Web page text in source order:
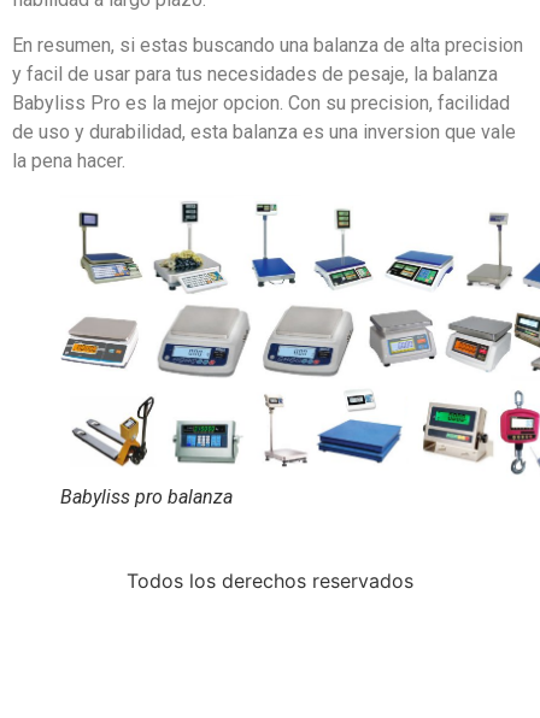
En resumen, si estas buscando una balanza de alta precision
y facil de usar para tus necesidades de pesaje, la balanza
Babyliss Pro es la mejor opcion. Con su precision, facilidad
de uso y durabilidad, esta balanza es una inversion que vale
la pena hacer.
Babyliss pro balanza
Todos los derechos reservados